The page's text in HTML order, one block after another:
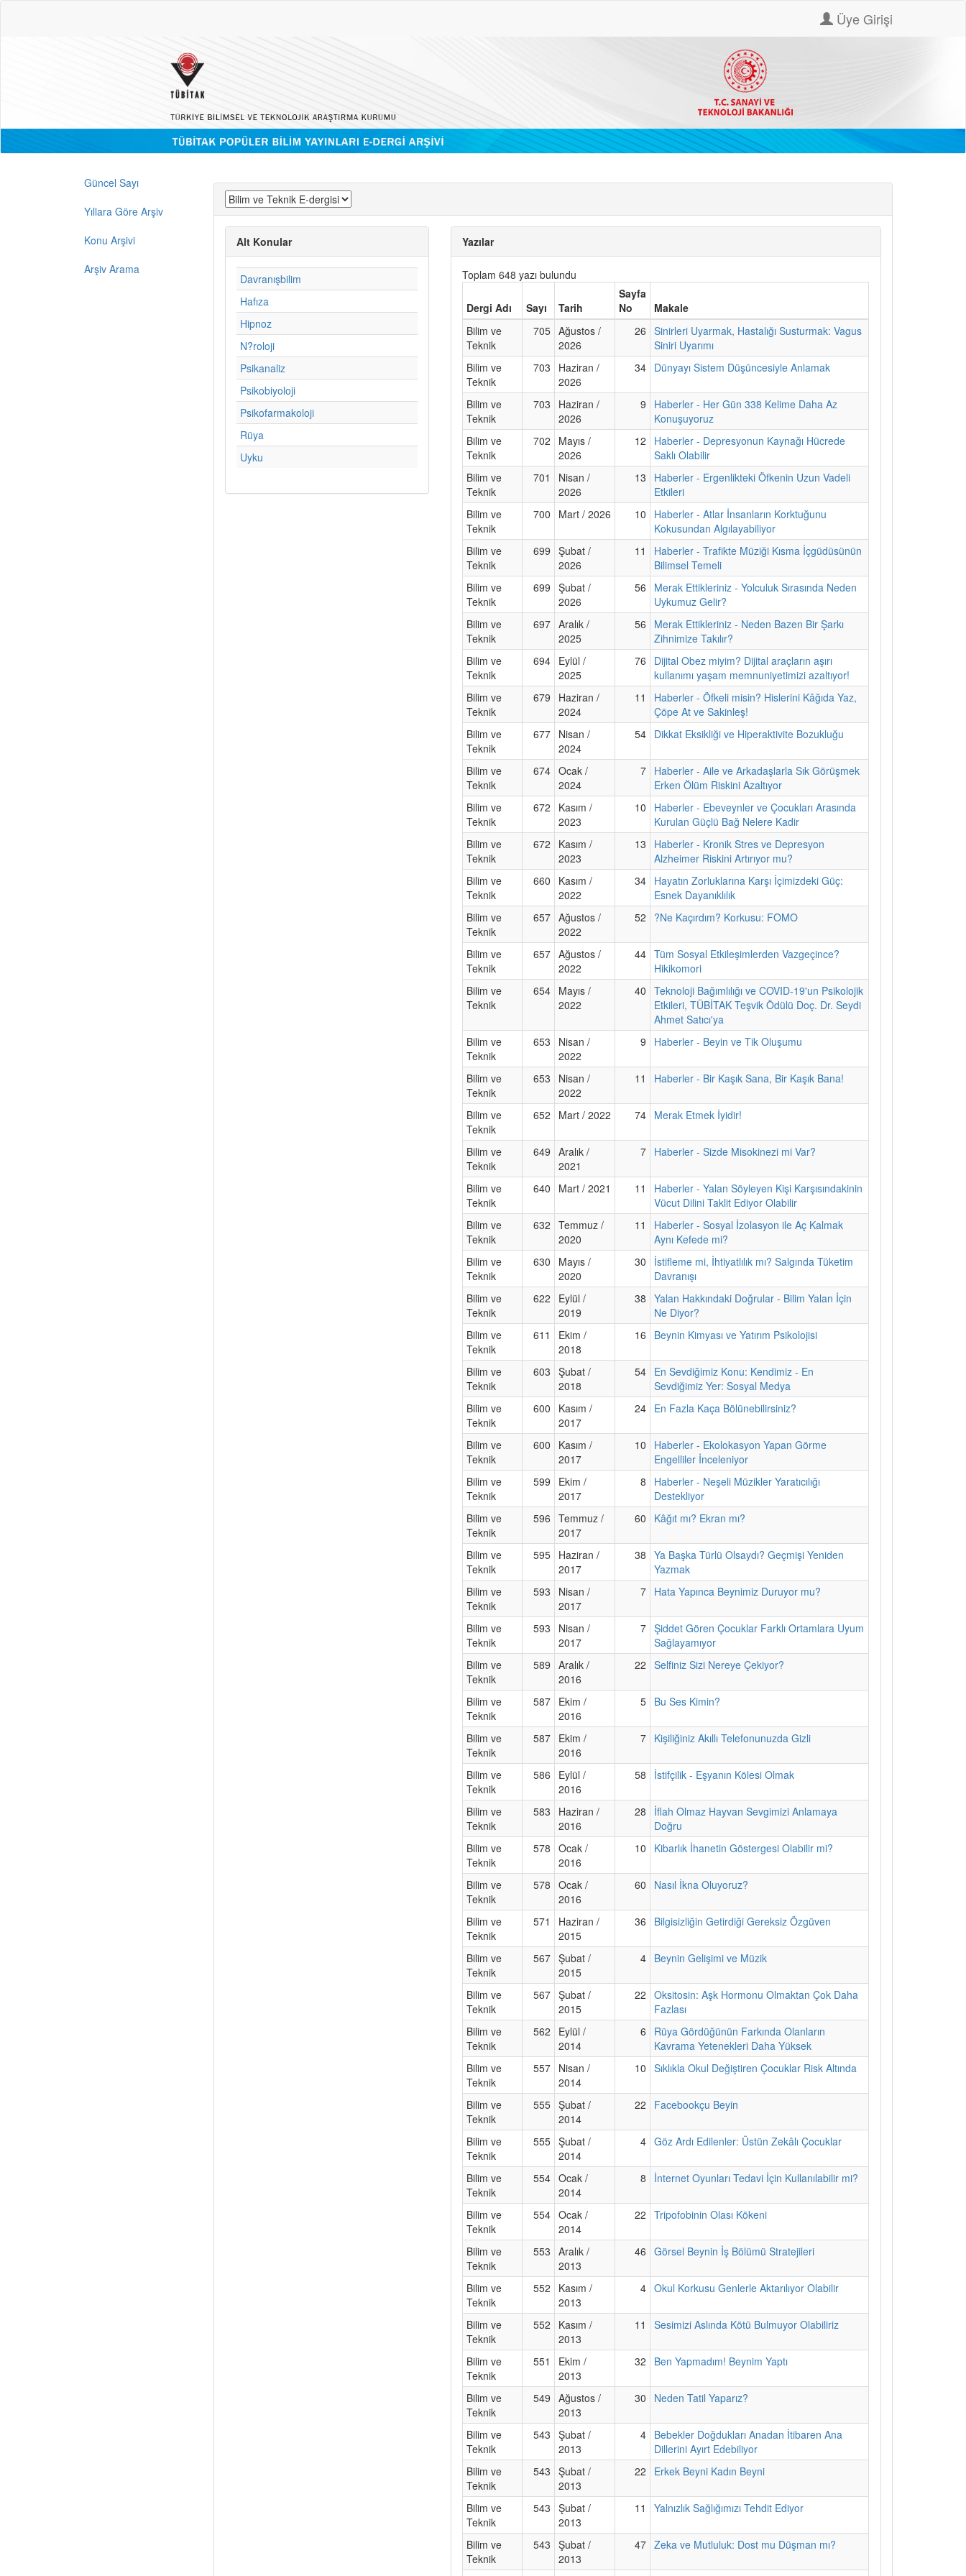
Üye Girişi
Güncel Sayı
Yıllara Göre Arşiv
Konu Arşivi
Arşiv Arama
Alt Konular
Davranışbilim
Hafıza
Hipnoz
N?roloji
Psikanaliz
Psikobiyoloji
Psikofarmakoloji
Rüya
Uyku
Yazılar
Toplam 648 yazı bulundu
Dergi Adı Sayı Tarih
Sayfa
No
Makale
Bilim ve
Teknik
705 Ağustos /
2026
26
Sinirleri Uyarmak, Hastalığı Susturmak: Vagus
Siniri Uyarımı
Bilim ve
Teknik
703
Haziran /
2026
34 Dünyayı Sistem Düşüncesiyle Anlamak
Bilim ve
Teknik
703
Haziran /
2026
9
Haberler - Her Gün 338 Kelime Daha Az
Konuşuyoruz
Bilim ve
Teknik
702
Mayıs /
2026
12
Haberler - Depresyonun Kaynağı Hücrede
Saklı Olabilir
Bilim ve
Teknik
701
Nisan /
2026
13
Haberler - Ergenlikteki Öfkenin Uzun Vadeli
Etkileri
Bilim ve
Teknik
700 Mart / 2026 10
Haberler - Atlar İnsanların Korktuğunu
Kokusundan Algılayabiliyor
Bilim ve
Teknik
699
Şubat /
2026
11
Haberler - Trafikte Müziği Kısma İçgüdüsünün
Bilimsel Temeli
Bilim ve
Teknik
699
Şubat /
2026
56
Merak Ettikleriniz - Yolculuk Sırasında Neden
Uykumuz Gelir?
Bilim ve
Teknik
697 Aralık /
2025
56
Merak Ettikleriniz - Neden Bazen Bir Şarkı
Zihnimize Takılır?
Bilim ve
Teknik
694 Eylül /
2025
76
Dijital Obez miyim? Dijital araçların aşırı
kullanımı yaşam memnuniyetimizi azaltıyor!
Bilim ve
Teknik
679
Haziran /
2024
11
Haberler - Öfkeli misin? Hislerini Kâğıda Yaz,
Çöpe At ve Sakinleş!
Bilim ve
Teknik
677 Nisan /
2024
54 Dikkat Eksikliği ve Hiperaktivite Bozukluğu
Bilim ve
Teknik
674 Ocak /
2024
7 Haberler - Aile ve Arkadaşlarla Sık Görüşmek
Erken Ölüm Riskini Azaltıyor
Bilim ve
Teknik
672
Kasım /
2023
10
Haberler - Ebeveynler ve Çocukları Arasında
Kurulan Güçlü Bağ Nelere Kadir
Bilim ve
Teknik
672
Kasım /
2023
13
Haberler - Kronik Stres ve Depresyon
Alzheimer Riskini Artırıyor mu?
Bilim ve
Teknik
660
Kasım /
2022
34 Hayatın Zorluklarına Karşı İçimizdeki Güç:
Esnek Dayanıklılık
Bilim ve
Teknik
657 Ağustos /
2022
52 ?Ne Kaçırdım? Korkusu: FOMO
Bilim ve
Teknik
657 Ağustos /
2022
44 Tüm Sosyal Etkileşimlerden Vazgeçince?
Hikikomori
Bilim ve
Teknik
654 Mayıs /
2022
40
Teknoloji Bağımlılığı ve COVID-19'un Psikolojik
Etkileri, TÜBİTAK Teşvik Ödülü Doç. Dr. Seydi
Ahmet Satıcı'ya
Bilim ve
Teknik
653
Nisan /
2022
9 Haberler - Beyin ve Tik Oluşumu
Bilim ve
Teknik
653
Nisan /
2022
11 Haberler - Bir Kaşık Sana, Bir Kaşık Bana!
Bilim ve
Teknik
652 Mart / 2022 74 Merak Etmek İyidir!
Bilim ve
Teknik
649
Aralık /
2021
7 Haberler - Sizde Misokinezi mi Var?
Bilim ve
Teknik
640 Mart / 2021 11
Haberler - Yalan Söyleyen Kişi Karşısındakinin
Vücut Dilini Taklit Ediyor Olabilir
Bilim ve
Teknik
632
Temmuz /
2020
11
Haberler - Sosyal İzolasyon ile Aç Kalmak
Aynı Kefede mi?
Bilim ve
Teknik
630
Mayıs /
2020
30
İstifleme mi, İhtiyatlılık mı? Salgında Tüketim
Davranışı
Bilim ve
Teknik
622
Eylül /
2019
38
Yalan Hakkındaki Doğrular - Bilim Yalan İçin
Ne Diyor?
Bilim ve
Teknik
611
Ekim /
2018
16 Beynin Kimyası ve Yatırım Psikolojisi
Bilim ve
Teknik
603
Şubat /
2018
54 En Sevdiğimiz Konu: Kendimiz - En
Sevdiğimiz Yer: Sosyal Medya
Bilim ve
Teknik
600
Kasım /
2017
24 En Fazla Kaça Bölünebilirsiniz?
Bilim ve
Teknik
600
Kasım /
2017
10
Haberler - Ekolokasyon Yapan Görme
Engelliler İnceleniyor
Bilim ve
Teknik
599
Ekim /
2017
8
Haberler - Neşeli Müzikler Yaratıcılığı
Destekliyor
Bilim ve
Teknik
596
Temmuz /
2017
60 Kâğıt mı? Ekran mı?
Bilim ve
Teknik
595 Haziran /
2017
38
Ya Başka Türlü Olsaydı? Geçmişi Yeniden
Yazmak
Bilim ve
Teknik
593
Nisan /
2017
7 Hata Yapınca Beynimiz Duruyor mu?
Bilim ve
Teknik
593
Nisan /
2017
7 Şiddet Gören Çocuklar Farklı Ortamlara Uyum
Sağlayamıyor
Bilim ve
Teknik
589
Aralık /
2016
22 Selfiniz Sizi Nereye Çekiyor?
Bilim ve
Teknik
587 Ekim /
2016
5 Bu Ses Kimin?
Bilim ve
Teknik
587 Ekim /
2016
7 Kişiliğiniz Akıllı Telefonunuzda Gizli
Bilim ve
Teknik
586
Eylül /
2016
58 İstifçilik - Eşyanın Kölesi Olmak
Bilim ve
Teknik
583
Haziran /
2016
28
İflah Olmaz Hayvan Sevgimizi Anlamaya
Doğru
Bilim ve
Teknik
578
Ocak /
2016
10 Kibarlık İhanetin Göstergesi Olabilir mi?
Bilim ve
Teknik
578
Ocak /
2016
60 Nasıl İkna Oluyoruz?
Bilim ve
Teknik
571
Haziran /
2015
36 Bilgisizliğin Getirdiği Gereksiz Özgüven
Bilim ve
Teknik
567 Şubat /
2015
4 Beynin Gelişimi ve Müzik
Bilim ve
Teknik
567 Şubat /
2015
22
Oksitosin: Aşk Hormonu Olmaktan Çok Daha
Fazlası
Bilim ve
Teknik
562
Eylül /
2014
6
Rüya Gördüğünün Farkında Olanların
Kavrama Yetenekleri Daha Yüksek
Bilim ve
Teknik
557 Nisan /
2014
10 Sıklıkla Okul Değiştiren Çocuklar Risk Altında
Bilim ve
Teknik
555 Şubat /
2014
22 Facebookçu Beyin
Bilim ve
Teknik
555 Şubat /
2014
4 Göz Ardı Edilenler: Üstün Zekâlı Çocuklar
Bilim ve
Teknik
554 Ocak /
2014
8 İnternet Oyunları Tedavi İçin Kullanılabilir mi?
Bilim ve
Teknik
554 Ocak /
2014
22 Tripofobinin Olası Kökeni
Bilim ve
Teknik
553
Aralık /
2013
46 Görsel Beynin İş Bölümü Stratejileri
Bilim ve
Teknik
552
Kasım /
2013
4 Okul Korkusu Genlerle Aktarılıyor Olabilir
Bilim ve
Teknik
552
Kasım /
2013
11 Sesimizi Aslında Kötü Bulmuyor Olabiliriz
Bilim ve
Teknik
551
Ekim /
2013
32 Ben Yapmadım! Beynim Yaptı
Bilim ve
Teknik
549
Ağustos /
2013
30 Neden Tatil Yaparız?
Bilim ve
Teknik
543
Şubat /
2013
4 Bebekler Doğdukları Anadan İtibaren Ana
Dillerini Ayırt Edebiliyor
Bilim ve
Teknik
543
Şubat /
2013
22 Erkek Beyni Kadın Beyni
Bilim ve
Teknik
543
Şubat /
2013
11 Yalnızlık Sağlığımızı Tehdit Ediyor
Bilim ve
Teknik
543
Şubat /
2013
47 Zeka ve Mutluluk: Dost mu Düşman mı?